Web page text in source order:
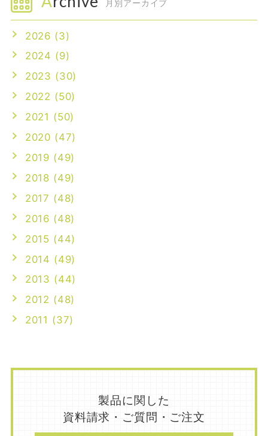
月別アーカイブ
2026 (3)
2024 (9)
2023 (30)
2022 (50)
2021 (50)
2020 (47)
2019 (49)
2018 (49)
2017 (48)
2016 (48)
2015 (44)
2014 (49)
2013 (44)
2012 (48)
2011 (37)
製品に関した
資料請求・ご質問・ご注文